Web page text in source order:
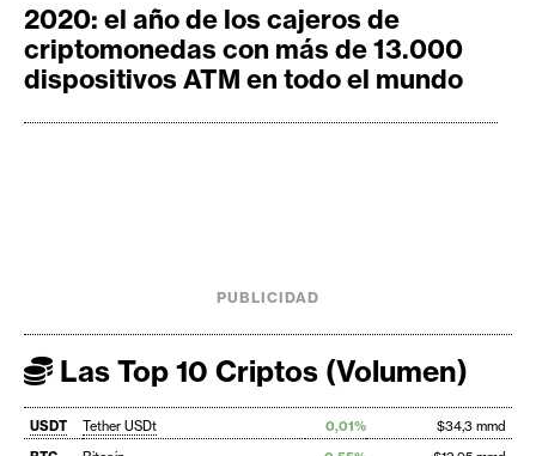
2020: el año de los cajeros de
criptomonedas con más de 13.000
dispositivos ATM en todo el mundo
PUBLICIDAD
Las Top 10 Criptos (Volumen)
USDT Tether USDt 0,01%
$34,3 mmd